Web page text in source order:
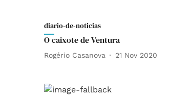
diario-de-noticias
O caixote de Ventura
Rogério Casanova 21 Nov 2020